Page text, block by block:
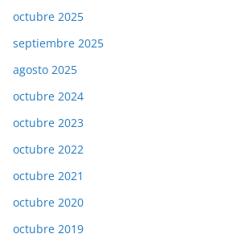
octubre 2025
septiembre 2025
agosto 2025
octubre 2024
octubre 2023
octubre 2022
octubre 2021
octubre 2020
octubre 2019